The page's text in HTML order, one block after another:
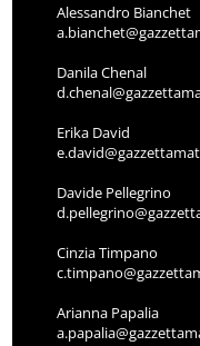
Alessandro Bianchet
Danila Chenal
Erika David
Davide Pellegrino
Cinzia Timpano
Arianna Papalia